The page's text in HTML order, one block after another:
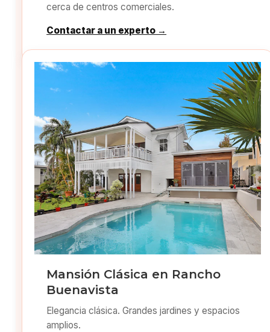
cerca de centros comerciales.
Contactar a un experto →
Mansión Clásica en Rancho
Buenavista
Elegancia clásica. Grandes jardines y espacios
amplios.